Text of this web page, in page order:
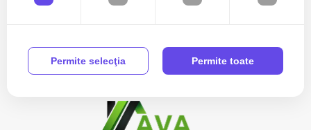
Case de vanzare 3 camere
Case de vanzare 4 camere
Apartamente de vanzare in Cluj-Napoca
Apartamente de vanzare in Floresti
Vezi mai mult
Permite selecţia Permite toate